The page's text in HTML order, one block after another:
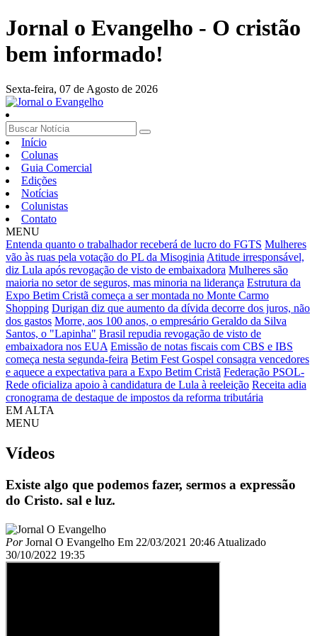
Jornal o Evangelho - O cristão
bem informado!
Sexta-feira, 07 de Agosto de 2026
Início
Colunas
Guia Comercial
Edições
Notícias
Colunistas
Contato
MENU
Entenda quanto o trabalhador receberá de lucro do FGTS Mulheres
vão às ruas pela votação do PL da Misoginia Atitude irresponsável,
diz Lula após revogação de visto de embaixadora Mulheres são
maioria no setor de seguros, mas minoria na liderança Estrutura da
Expo Betim Cristã começa a ser montada no Monte Carmo
Shopping Durigan diz que aumento da dívida decorre dos juros, não
dos gastos Morre, aos 100 anos, o empresário Geraldo da Silva
Santos, o "Lapinha" Brasil repudia revogação de visto de
embaixadora nos EUA Emissão de notas fiscais com CBS e IBS
começa nesta segunda-feira Betim Fest Gospel consagra vencedores
e aquece a expectativa para a Expo Betim Cristã Federação PSOL-
Rede oficializa apoio à candidatura de Lula à reeleição Receita adia
cronograma de destaque de impostos da reforma tributária
EM ALTA
MENU
Vídeos
Existe algo que podemos fazer, sermos a expressão
do Cristo. sal e luz.
PorJornal O Evangelho Em 22/03/2021 20:46 Atualizado
30/10/2022 19:35